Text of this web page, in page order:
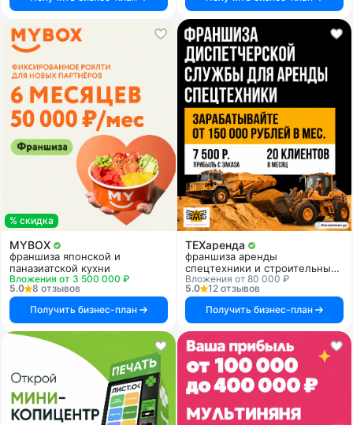
% скидка
MYBOX
франшиза японской и
паназиатской кухни
Вложения от 3 500 000 ₽
5.0
8 отзывов
Получить бизнес-план
ТЕХаренда
франшиза аренды
спецтехники и строительных
услуг
Вложения от 80 000 ₽
5.0
12 отзывов
Получить бизнес-план